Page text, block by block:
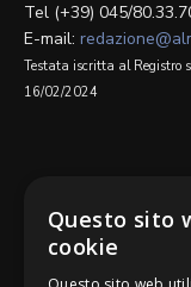
Tel (+39) 045/
E-mail:
Testata iscritta al Registro
16/02/2024
Questo sito
cookie